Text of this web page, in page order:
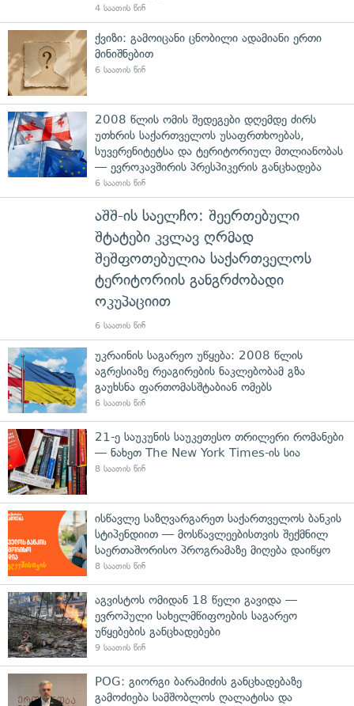
4 საათის წინ
ქვიზი: გამოიცანი ცნობილი ადამიანი ერთი
მინიშნებით
6 საათის წინ
2008 წლის ომის შედეგები დღემდე ძირს
უთხრის საქართველოს უსაფრთხოებას,
სუვერენიტეტსა და ტერიტორიულ მთლიანობას
— ევროკავშირის პრესპიკერის განცხადება
6 საათის წინ
აშშ-ის საელჩო: შეერთებული
შტატები კვლავ ღრმად
შეშფოთებულია საქართველოს
ტერიტორიის განგრძობადი
ოკუპაციით
6 საათის წინ
უკრაინის საგარეო უწყება: 2008 წლის
აგრესიაზე რეაგირების ნაკლებობამ გზა
გაუხსნა ფართომასშტაბიან ომებს
6 საათის წინ
21-ე საუკუნის საუკეთესო თრილერი რომანები
— ნახეთ The New York Times-ის სია
8 საათის წინ
ისწავლე საზღვარგარეთ საქართველოს ბანკის
სტიპენდიით — მოსწავლეებისთვის შექმნილ
საერთაშორისო პროგრამაზე მიღება დაიწყო
8 საათის წინ
აგვისტოს ომიდან 18 წელი გავიდა —
ევროპული სახელმწიფოების საგარეო
უწყებების განცხადებები
9 საათის წინ
POG: გიორგი ბარამიძის განცხადებაზე
გამოძიება სამშობლოს ღალატისა და